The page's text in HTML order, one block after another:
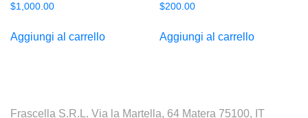
$1,000.00
Aggiungi al carrello
$200.00
Aggiungi al carrello
Frascella S.R.L. Via la Martella, 64 Matera 75100, IT